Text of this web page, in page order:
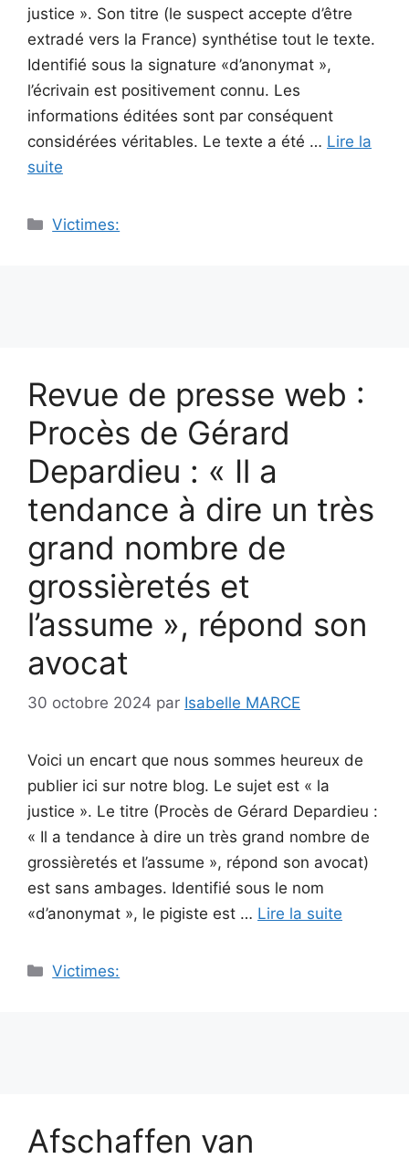
justice ». Son titre (le suspect accepte d’être
extradé vers la France) synthétise tout le texte.
Identifié sous la signature «d’anonymat »,
l’écrivain est positivement connu. Les
informations éditées sont par conséquent
considérées véritables. Le texte a été … Lire la
suite
Catégories
Victimes:
Revue de presse web :
Procès de Gérard
Depardieu : « Il a
tendance à dire un très
grand nombre de
grossièretés et
l’assume », répond son
avocat
30 octobre 2024 par Isabelle MARCE
Voici un encart que nous sommes heureux de
publier ici sur notre blog. Le sujet est « la
justice ». Le titre (Procès de Gérard Depardieu :
« Il a tendance à dire un très grand nombre de
grossièretés et l’assume », répond son avocat)
est sans ambages. Identifié sous le nom
«d’anonymat », le pigiste est … Lire la suite
Catégories
Victimes:
Afschaffen van